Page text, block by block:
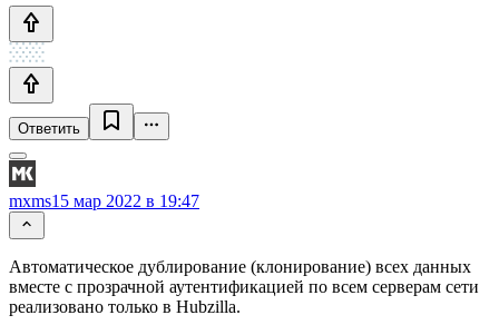
Ответить
mxms15 мар 2022 в 19:47
Автоматическое дублирование (клонирование) всех данных
вместе с прозрачной аутентификацией по всем серверам сети
реализовано только в Hubzilla.